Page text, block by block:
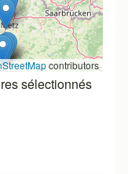
contributors
sélectionnés